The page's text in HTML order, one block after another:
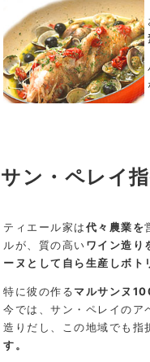
サン・ペレイ
ティエール家は代々農業を
ルが、質の高いワイン造り
ーヌとして自ら生産しボト
特に彼の作るマルサンヌ
今では、サン・ペレイのア
造りだし、この地域でも指
す。